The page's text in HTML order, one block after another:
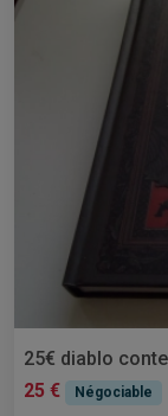
25€ diablo
25 €
Négociable